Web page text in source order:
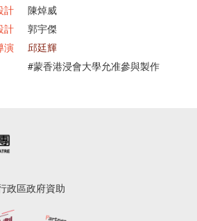
計
陳焯威
計
郭宇傑
演
邱廷輝
#蒙香港浸會大學允准參與製作
政區政府資助